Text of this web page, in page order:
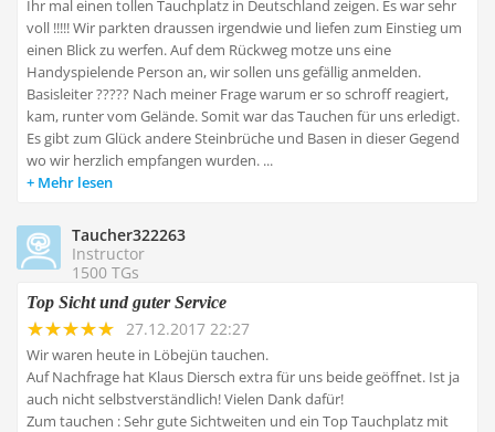
Ihr mal einen tollen Tauchplatz in Deutschland zeigen. Es war sehr
voll !!!!! Wir parkten draussen irgendwie und liefen zum Einstieg um
einen Blick zu werfen. Auf dem Rückweg motze uns eine
Handyspielende Person an, wir sollen uns gefällig anmelden.
Basisleiter ????? Nach meiner Frage warum er so schroff reagiert,
kam, runter vom Gelände. Somit war das Tauchen für uns erledigt.
Es gibt zum Glück andere Steinbrüche und Basen in dieser Gegend
wo wir herzlich empfangen wurden. ...
Mehr lesen
Taucher322263
Instructor
1500 TGs
Top Sicht und guter Service
27.12.2017 22:27
Wir waren heute in Löbejün tauchen.
Auf Nachfrage hat Klaus Diersch extra für uns beide geöffnet. Ist ja
auch nicht selbstverständlich! Vielen Dank dafür!
Zum tauchen : Sehr gute Sichtweiten und ein Top Tauchplatz mit